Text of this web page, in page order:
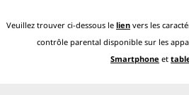
Veuillez trouver ci-dessous le lien vers les
contrôle parental disponible sur les
Smartphone et